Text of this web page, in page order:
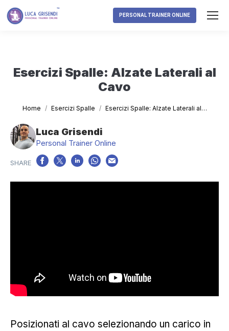
PERSONAL TRAINER ONLINE
Esercizi Spalle: Alzate Laterali al
Cavo
Tu sei qui:
Home Esercizi Spalle Esercizi Spalle: Alzate Laterali al…
Luca Grisendi
Personal Trainer Online
Posizionati al cavo selezionando un carico in